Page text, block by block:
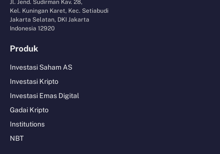
Jl. Jend. Sudirman Kav. 28,
Kel. Kuningan Karet, Kec. Setiabudi
Jakarta Selatan, DKI Jakarta
Indonesia 12920
Produk
Investasi Saham AS
Investasi Kripto
Investasi Emas Digital
Gadai Kripto
Institutions
NBT